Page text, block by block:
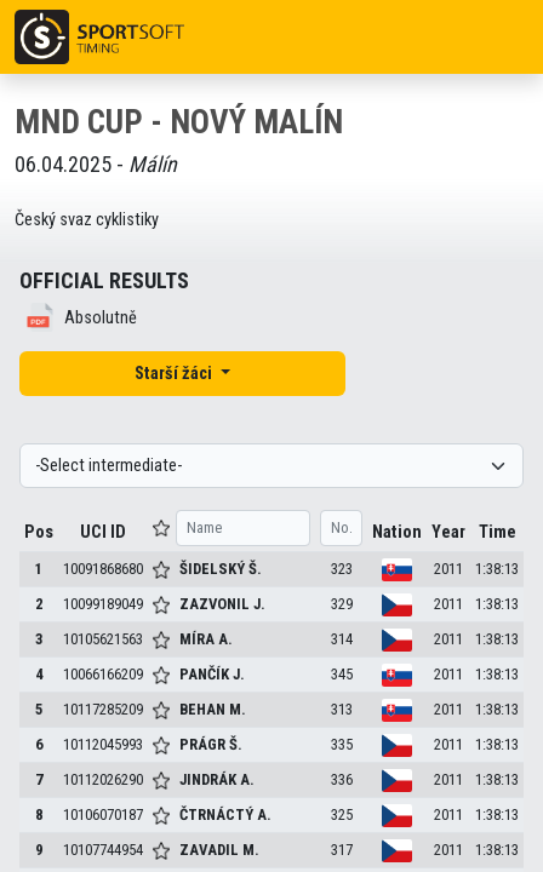
MND CUP - NOVÝ MALÍN
06.04.2025 - Málín
Český svaz cyklistiky
OFFICIAL RESULTS
Absolutně
Starší žáci
Pos UCI ID Nation Year Time
1 10091868680 ŠIDELSKÝŠ. 323 2011
1:38:13
2
10099189049 ZAZVONILJ. 329 2011
1:38:13
3
10105621563 MÍRAA. 314 2011
1:38:13
4
10066166209 PANČÍKJ. 345 2011
1:38:13
5
10117285209 BEHAN M. 313 2011
1:38:13
6
10112045993 PRÁGRŠ. 335 2011
1:38:13
7
10112026290 JINDRÁKA. 336 2011
1:38:13
8
10106070187 ČTRNÁCTÝA. 325 2011
1:38:13
9
10107744954 ZAVADIL M. 317 2011
1:38:13